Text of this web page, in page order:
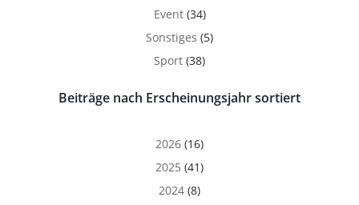
Event(34)
Sonstiges (5)
Sport (38)
Beiträge nach Erscheinungsjahr sortiert
2026 (16)
2025 (41)
2024 (8)